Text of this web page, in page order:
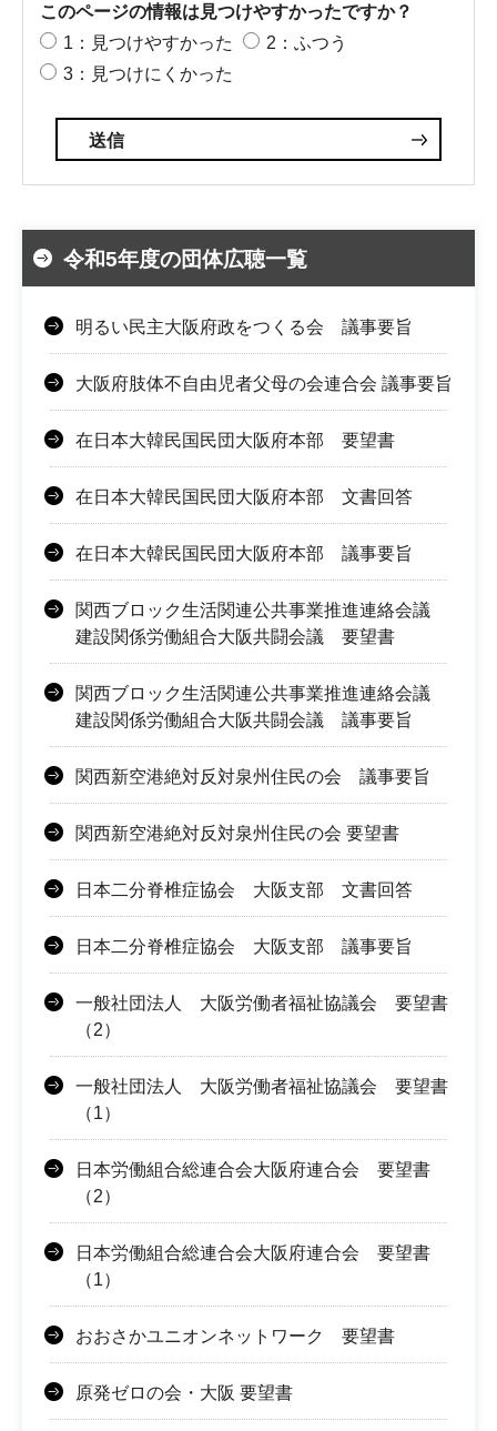
このページの情報は見つけやすかったですか？
1：見つけやすかった
2：ふつう
3：見つけにくかった
令和5年度の団体広聴一覧
明るい民主大阪府政をつくる会 議事要旨
大阪府肢体不自由児者父母の会連合会 議事要旨
在日本大韓民国民団大阪府本部 要望書
在日本大韓民国民団大阪府本部 文書回答
在日本大韓民国民団大阪府本部 議事要旨
関西ブロック生活関連公共事業推進連絡会議
建設関係労働組合大阪共闘会議 要望書
関西ブロック生活関連公共事業推進連絡会議
建設関係労働組合大阪共闘会議 議事要旨
関西新空港絶対反対泉州住民の会 議事要旨
関西新空港絶対反対泉州住民の会 要望書
日本二分脊椎症協会 大阪支部 文書回答
日本二分脊椎症協会 大阪支部 議事要旨
一般社団法人 大阪労働者福祉協議会 要望書
（2）
一般社団法人 大阪労働者福祉協議会 要望書
（1）
日本労働組合総連合会大阪府連合会 要望書
（2）
日本労働組合総連合会大阪府連合会 要望書
（1）
おおさかユニオンネットワーク 要望書
原発ゼロの会・大阪 要望書